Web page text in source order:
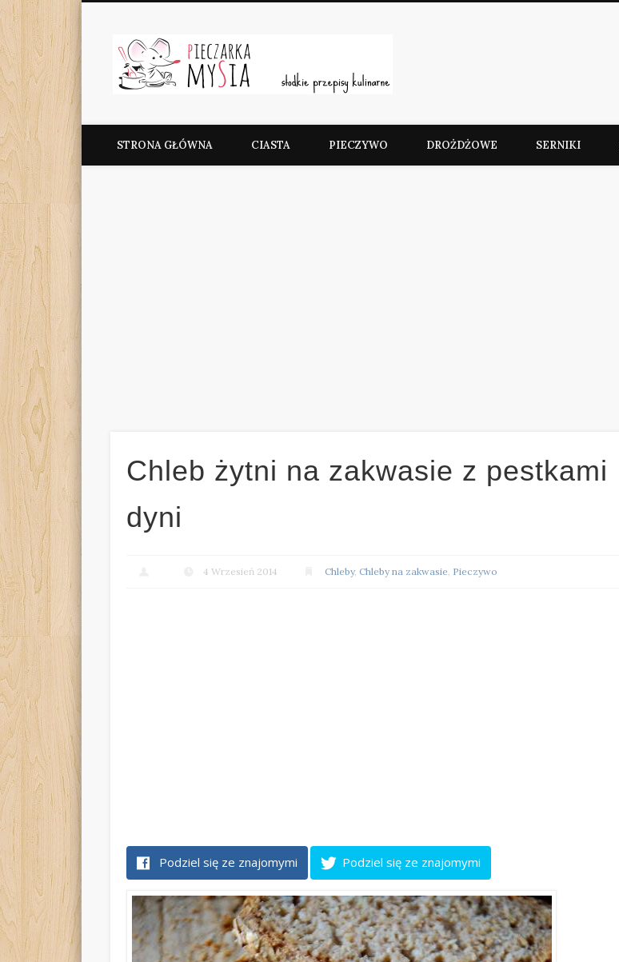
Pieczarka MySia
Facebook
STRONA GŁÓWNA CIASTA PIECZYWO DROŻDŻOWE SERNIKI
Chleb żytni na zakwasie z pestkami
dyni
4 Wrzesień 2014 Chleby, Chleby na zakwasie, Pieczywo
Podziel się ze znajomymi Podziel się ze znajomymi